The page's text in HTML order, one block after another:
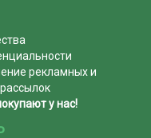
рекламных и
у нас!